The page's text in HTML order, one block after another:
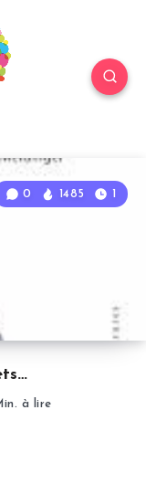
0 1485 1
à lire